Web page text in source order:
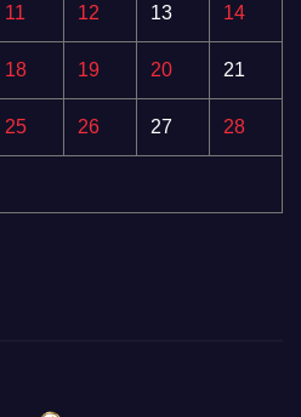
11 12 13 14
18 19 20 21
25 26 27 28